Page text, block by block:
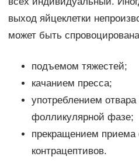
выход яйцеклетки
может быть
подъемом тяжестей;
качанием пресса;
употреблением
фолликулярной фазе;
прекращением приема
контрацептивов.